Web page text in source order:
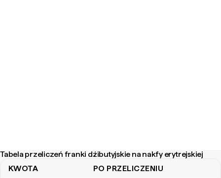
Tabela przeliczeń franki dżibutyjskie na nakfy erytrejskiej
KWOTA PO PRZELICZENIU